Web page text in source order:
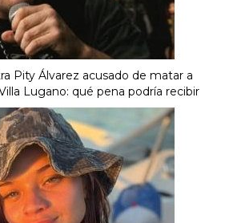
Pity Álvarez acusado de matar a
Lugano: qué pena podría recibir